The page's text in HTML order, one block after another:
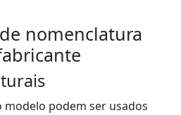
nomenclatura
podem ser usados